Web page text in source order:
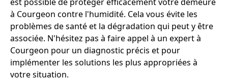
à Courgeon contre l'humidité. Cela vous évite les
problèmes de santé et la dégradation qui peut y être
associée. N'hésitez pas à faire appel à un expert à
Courgeon pour un diagnostic précis et pour
implémenter les solutions les plus appropriées à
votre situation.